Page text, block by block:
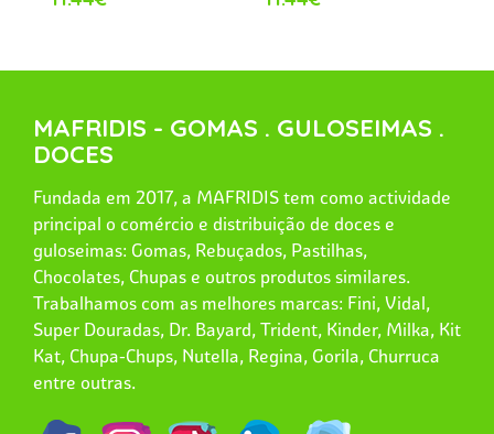
MAFRIDIS - GOMAS . GULOSEIMAS .
DOCES
Fundada em 2017, a MAFRIDIS tem como actividade
principal o comércio e distribuição de doces e
guloseimas: Gomas, Rebuçados, Pastilhas,
Chocolates, Chupas e outros produtos similares.
Trabalhamos com as melhores marcas: Fini, Vidal,
Super Douradas, Dr. Bayard, Trident, Kinder, Milka, Kit
Kat, Chupa-Chups, Nutella, Regina, Gorila, Churruca
entre outras.